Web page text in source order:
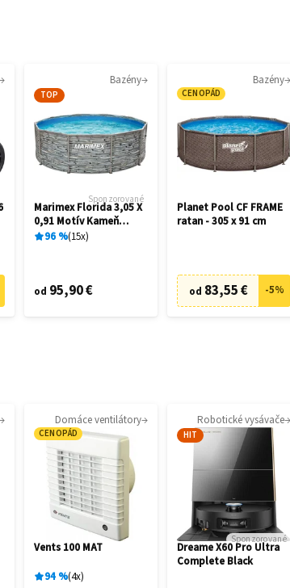
Bazény
TOP
Sponzorované
Marimex Florida 3,05 X
0,91 Motív Kameň
10340245
96 % 15x
od 95,90 €
Bazény
CENOPÁD
Planet Pool CF FRAME
ratan - 305 x 91 cm
od 83,55 € -5%
Domáce ventilátory
CENOPÁD
Vents 100 MAT
94% 4x
Robotické vysávače
HIT
Sponzorované
Dreame X60 Pro Ultra
Complete Black